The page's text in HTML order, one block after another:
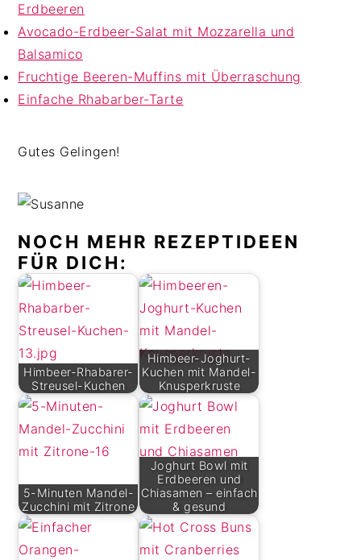
Erdbeeren
Avocado-Erdbeer-Salat mit Mozzarella und
Balsamico
Fruchtige Beeren-Muffins mit Überraschung
Einfache Rhabarber-Tarte
Gutes Gelingen!
NOCH MEHR REZEPTIDEEN
FÜR DICH:
Himbeer-Rhabarer-
Streusel-Kuchen
Himbeer-Joghurt-
Kuchen mit Mandel-
Knusperkruste
5-Minuten Mandel-
Zucchini mit Zitrone
Joghurt Bowl mit
Erdbeeren und
Chiasamen – einfach
& gesund